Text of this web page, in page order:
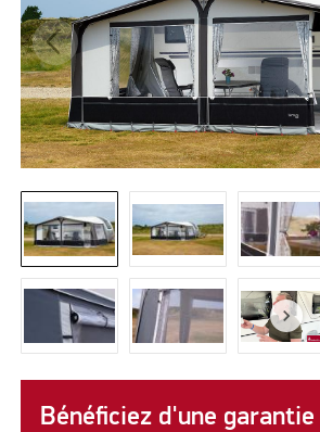
Bénéficiez d'une garantie